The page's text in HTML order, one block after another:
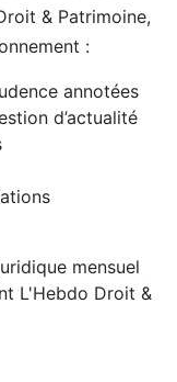
& Patrimoine,
:
annotées
d’actualité
mensuel
L'Hebdo Droit &